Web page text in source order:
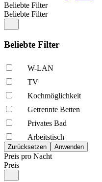
Beliebte Filter
Beliebte Filter
Beliebte Filter
W-LAN
TV
Kochmöglich­keit
Getrennte Betten
Privates Bad
Arbeitstisch
Preis pro Nacht
Preis